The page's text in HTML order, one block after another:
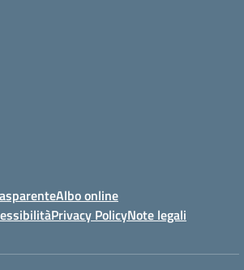
Albo online
Privacy PolicyNote legali